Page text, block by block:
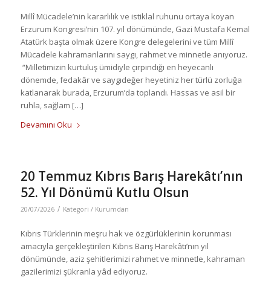
Millî Mücadele’nin kararlılık ve istiklal ruhunu ortaya koyan
Erzurum Kongresi’nin 107. yıl dönümünde, Gazi Mustafa Kemal
Atatürk başta olmak üzere Kongre delegelerini ve tüm Millî
Mücadele kahramanlarını saygı, rahmet ve minnetle anıyoruz.
“Milletimizin kurtuluş ümidiyle çırpındığı en heyecanlı
dönemde, fedakâr ve saygıdeğer heyetiniz her türlü zorluğa
katlanarak burada, Erzurum’da toplandı. Hassas ve asil bir
ruhla, sağlam […]
Devamını Oku
20 Temmuz Kıbrıs Barış Harekâtı’nın
52. Yıl Dönümü Kutlu Olsun
20/07/2026 / Kategori / Kurumdan
Kıbrıs Türklerinin meşru hak ve özgürlüklerinin korunması
amacıyla gerçekleştirilen Kıbrıs Barış Harekâtı’nın yıl
dönümünde, aziz şehitlerimizi rahmet ve minnetle, kahraman
gazilerimizi şükranla yâd ediyoruz.